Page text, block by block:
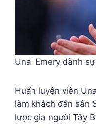
Unai Emery dành
Huấn luyện viên
làm khách đến sân
lược gia người Tây